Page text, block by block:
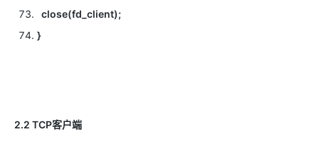
close(fd_client);
}
2.2 TCP客户端